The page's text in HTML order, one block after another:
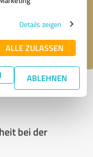
Details zeigen
ALLE ZULASSEN
ABLEHNEN
zu.
08.03.2025
Profil
bei der